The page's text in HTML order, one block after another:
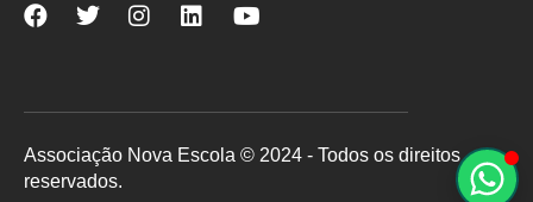
Nova
Facebook
Nova
Twitter
Nova
Instagram
Nova
LinkedInYouTube
Associação Nova Escola © 2024 - Todos os direitos
reservados.